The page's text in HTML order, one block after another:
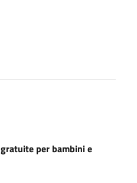
gratuite per bambini e